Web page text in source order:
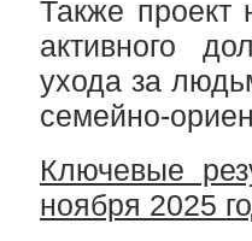
Также проект
активного
ухода за
семейно-
Ключевые
ноября 2025